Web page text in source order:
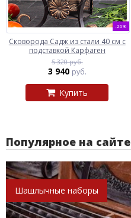
-26%
Сковорода Садж из стали 40 см с
подставкой Карфаген
5 320 руб.
3 940 руб.
Купить
Популярное на сайте
Шашлычные наборы